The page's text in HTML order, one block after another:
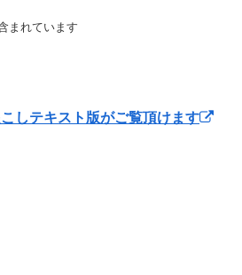
まれています
しテキスト版がご覧頂けます